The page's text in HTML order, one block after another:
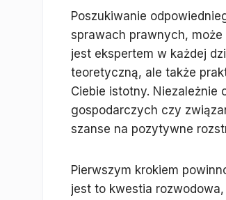
Poszukiwanie
sprawach prawnych,
jest ekspertem w każdej
teoretyczną, ale także
Ciebie istotny.
gospodarczych czy
szanse na pozytywne
Pierwszym krokiem
jest to kwestia